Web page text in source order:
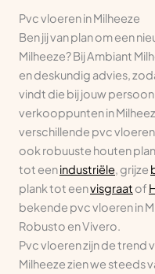
Pvc vloeren in Milheeze
Ben jij van plan om een
Milheeze? Bij Ambiant
en deskundig advies,
vindt die bij jouw
verkooppunten in
verschillende pvc
ook robuuste houten
tot eenindustriële, grijze
plank tot eenvisgraat of
bekende pvc vloeren in
Robusto en Vivero.
Pvc vloeren zijn de trend
Milheeze zien we steeds